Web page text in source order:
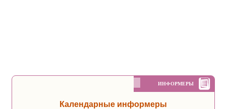
ИНФОРМЕРЫ
Календарные информеры